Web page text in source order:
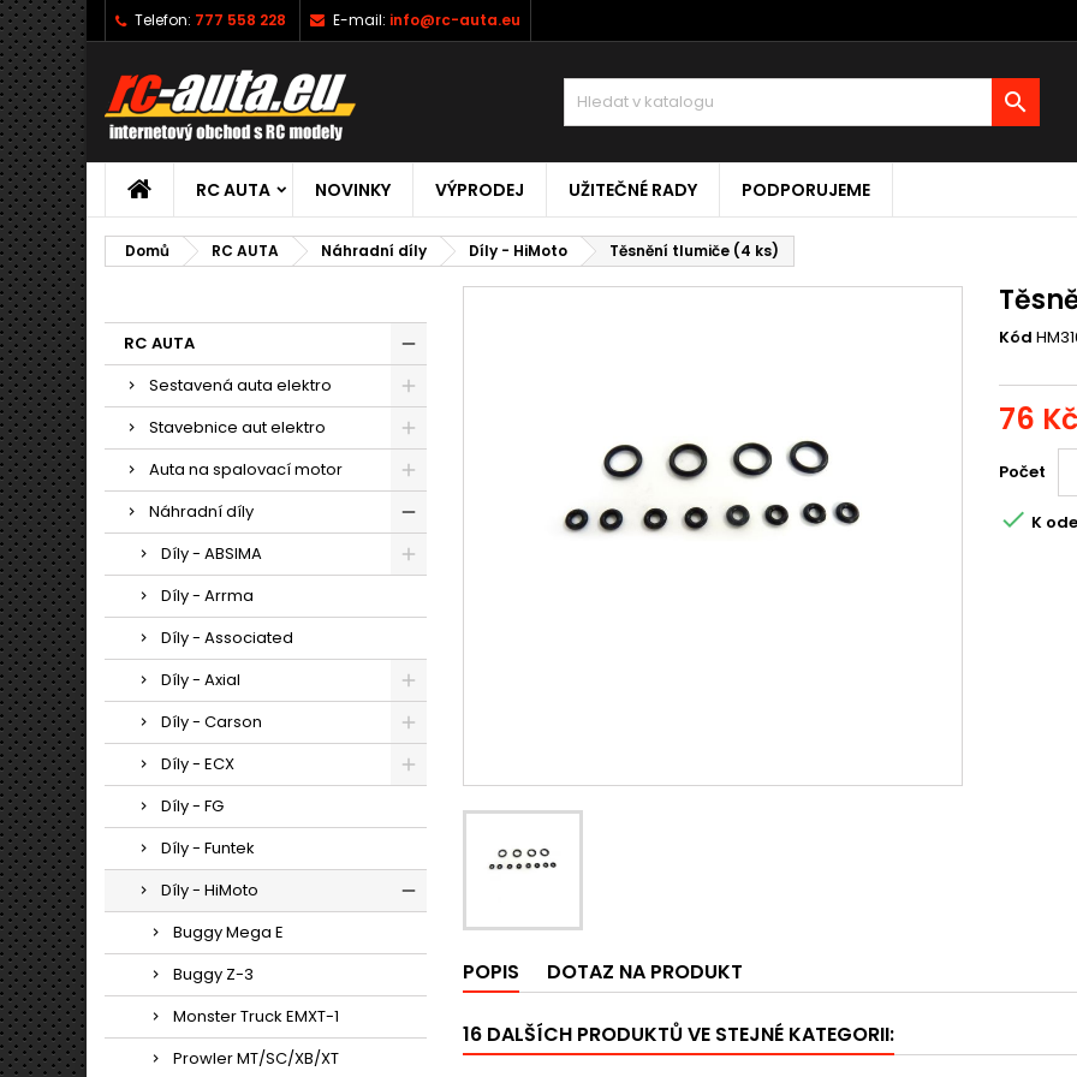
Telefon: 777 558 228 E-mail: info@rc-auta.eu

RC AUTA NOVINKY VÝPRODEJ UŽITEČNÉ RADY PODPORUJEME
Domů RC AUTA Náhradní díly Díly - HiMoto Těsnění tlumiče (4 ks)
RC AUTA
Sestavená auta elektro
Stavebnice aut elektro
Auta na spalovací motor
Náhradní díly
Díly - ABSIMA
Díly - Arrma
Díly - Associated
Díly - Axial
Díly - Carson
Díly - ECX
Díly - FG
Díly - Funtek
Díly - HiMoto
Buggy Mega E
Buggy Z-3
Monster Truck EMXT-1
Prowler MT/SC/XB/XT
Kód
76 Kč
Počet
 K
POPIS DOTAZ NA PRODUKT
16 DALŠÍCH PRODUKTŮ VE STEJNÉ KATEGORII: